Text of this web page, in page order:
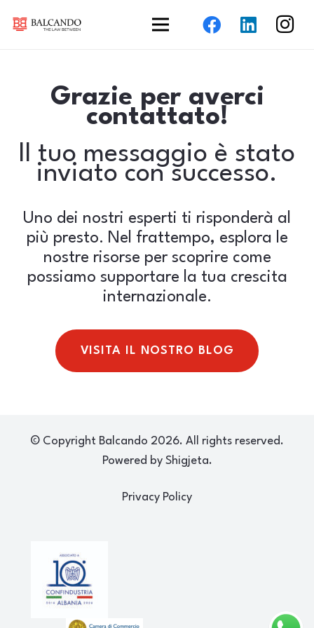
Grazie per averci
contattato!
Il tuo messaggio è stato
inviato con successo.
Uno dei nostri esperti ti risponderà al
più presto. Nel frattempo, esplora le
nostre risorse per scoprire come
possiamo supportare la tua crescita
internazionale.
VISITA IL NOSTRO BLOG
© Copyright Balcando 2026. All rights reserved.
Powered by Shigjeta.
Privacy Policy